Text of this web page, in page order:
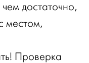
достаточно,
местом,
Проверка